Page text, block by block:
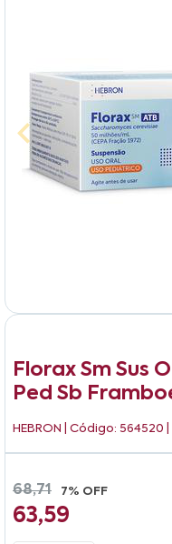
Florax Sm Sus
Ped Sb
HEBRON | Código: 564520
68,71 7% OFF
63,59